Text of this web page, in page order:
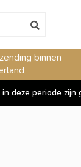
binnen
deze periode